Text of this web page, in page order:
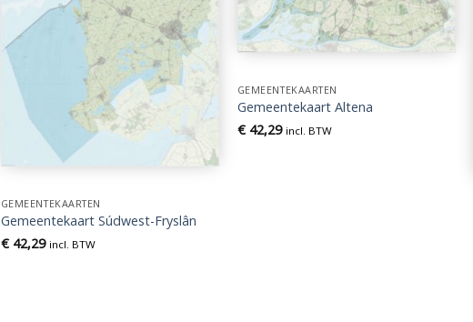
GEMEENTEKAARTEN
Gemeentekaart Súdwest-Fryslân
€42,29 incl. BTW
GEMEENTEKAARTEN
Gemeentekaart Altena
€42,29 incl. BTW